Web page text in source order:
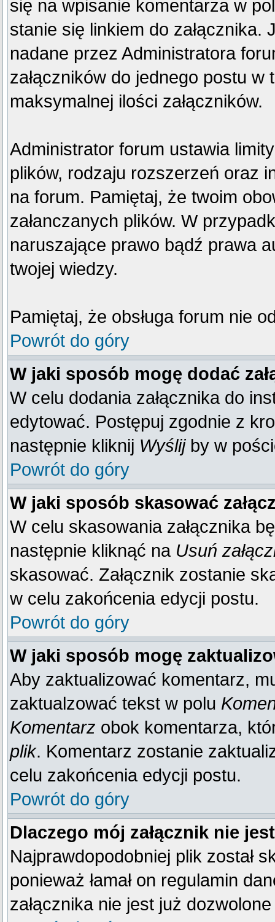
się na wpisanie komentarza w
stanie się linkiem do
nadane przez Administratora
załączników do jednego postu
maksymalnej ilości załączników.
Administrator forum ustawia
plików, rodzaju rozszerzeń oraz
na forum. Pamiętaj, że twoim
załanczanych plików. W
naruszające prawo bądź prawa
twojej wiedzy.
Pamiętaj, że obsługa forum nie
Powrót do góry
W jaki sposób mogę dodać
W celu dodania załącznika do
edytować. Postępuj zgodnie z
następnie kliknij Wyślijby w
Powrót do góry
W jaki sposób skasować
W celu skasowania załącznika
następnie kliknąć na Usuń
skasować. Załącznik zostanie
w celu zakońcenia edycji postu.
Powrót do góry
W jaki sposób mogę
Aby zaktualizować komentarz,
zaktualzować tekst w polu
Komentarz obok komentarza,
plik. Komentarz zostanie
celu zakońcenia edycji postu.
Powrót do góry
Dlaczego mój załącznik nie
Najprawdopodobniej plik został
ponieważ łamał on regulamin
załącznika nie jest już